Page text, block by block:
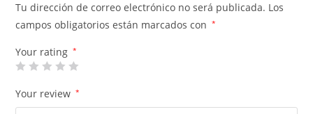
Tu dirección de correo electrónico no será publicada. Los
campos obligatorios están marcados con
*
Your rating *
Your review *